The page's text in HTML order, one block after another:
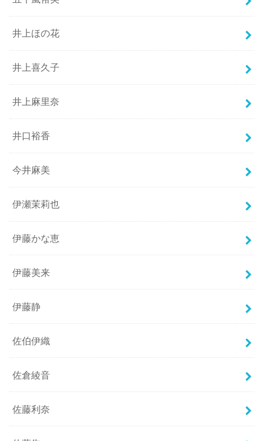
井上ほの花
井上喜久子
井上麻里奈
井口裕香
今井麻美
伊瀬茉莉也
伊藤かな恵
伊藤美来
伊藤静
佐伯伊織
佐倉綾音
佐藤利奈